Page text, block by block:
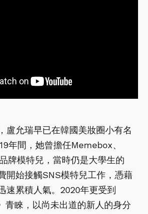
盧允瑞早已在韓國美妝圈小有名
年間，她曾擔任Memebox、
牌模特兒，當時仍是大學生的
開始接觸SNS模特兒工作，憑藉
速累積人氣。2020年更受到
青睞，以尚未出道的新人的身分